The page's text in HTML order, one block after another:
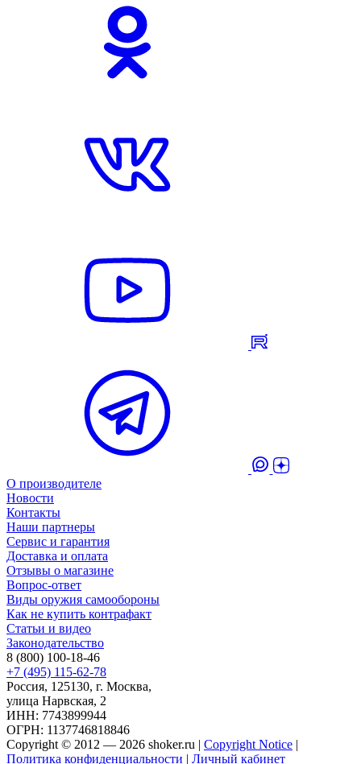
О производителе
Новости
Контакты
Наши партнеры
Сервис и гарантия
Доставка и оплата
Отзывы о магазине
Вопрос-ответ
Виды оружия самообороны
Как не купить контрафакт
Статьи и видео
Законодательство
8 (800) 100-18-46
+7 (495) 115-62-78
Россия, 125130, г. Москва,
улица Нарвская, 2
ИНН: 7743899944
ОГРН: 1137746818846
Copyright © 2012 — 2026 shoker.ru | Copyright Notice |
Политика конфиденциальности | Личный кабинет